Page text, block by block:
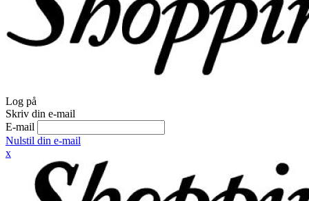
Log på
Skriv din e-mail
E-mail
Nulstil din e-mail
x